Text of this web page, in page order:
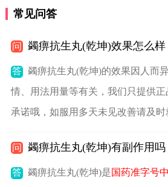
常见问答
问 蠲痹抗生丸(乾坤)效果怎么样
答 蠲痹抗生丸(乾坤)的效果因人而
情、用法用量等有关，我们只提供
承诺哦，如服用多天未见改善请及时
问 蠲痹抗生丸(乾坤)有副作用吗
答 蠲痹抗生丸(乾坤)是国药准字号